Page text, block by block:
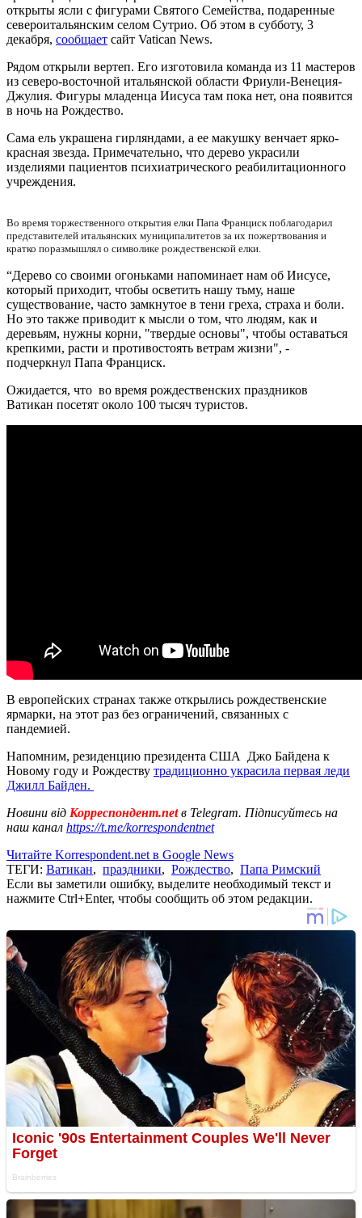
открыты ясли с фигурами Святого Семейства, подаренные
североитальянским селом Сутрио. Об этом в субботу, 3
декабря, сообщает сайт Vatican News.
Рядом открыли вертеп. Его изготовила команда из 11 мастеров
из северо-восточной итальянской области Фриули-Венеция-
Джулия. Фигуры младенца Иисуса там пока нет, она появится
в ночь на Рождество.
Сама ель украшена гирляндами, а ее макушку венчает ярко-
красная звезда. Примечательно, что дерево украсили
изделиями пациентов психиатрического реабилитационного
учреждения.
Во время торжественного открытия елки Папа Франциск поблагодарил
представителей итальянских муниципалитетов за их пожертвования и
кратко поразмышлял о символике рождественской елки.
“Дерево со своими огоньками напоминает нам об Иисусе,
который приходит, чтобы осветить нашу тьму, наше
существование, часто замкнутое в тени греха, страха и боли.
Но это также приводит к мысли о том, что людям, как и
деревьям, нужны корни, "твердые основы", чтобы оставаться
крепкими, расти и противостоять ветрам жизни", -
подчеркнул Папа Франциск.
Ожидается, что во время рождественских праздников
Ватикан посетят около 100 тысяч туристов.
В европейских странах также открылись рождественские
ярмарки, на этот раз без ограничений, связанных с
пандемией.
Напомним, резиденцию президента США Джо Байдена к
Новому году и Рождеству традиционно украсила первая леди
Джилл Байден.
Новини від Корреспондент.netв Telegram. Підписуйтесь на
наш канал https://t.me/korrespondentnet
Читайте Korrespondent.net в Google News
ТЕГИ: Ватикан, праздники, Рождество, Папа Римский
Если вы заметили ошибку, выделите необходимый текст и
нажмите Ctrl+Enter, чтобы сообщить об этом редакции.